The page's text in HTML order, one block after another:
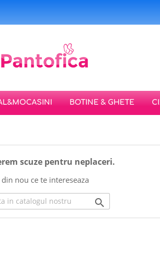
BOTINE & GHETE
scuze pentru neplaceri.
din nou ce te intereseaza
